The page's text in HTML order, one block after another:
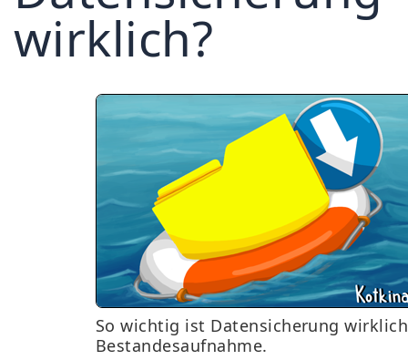
wirklich?
So wichtig ist Datensicherung
Bestandesaufnahme.